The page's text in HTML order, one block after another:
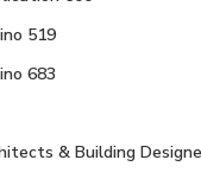
519
683
& Building